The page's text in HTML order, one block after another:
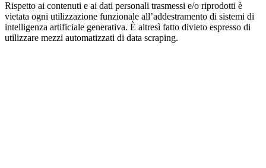
Rispetto ai contenuti e ai dati personali trasmessi e/o riprodotti è
vietata ogni utilizzazione funzionale all’addestramento di sistemi di
intelligenza artificiale generativa. È altresì fatto divieto espresso di
utilizzare mezzi automatizzati di data scraping.